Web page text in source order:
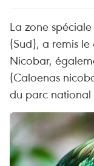
La zone
(Sud), a remis
Nicobar,
(Caloenas
du parc